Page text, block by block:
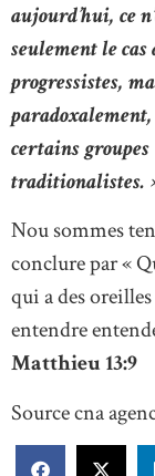
aujourd’hui, ce
seulement le
progressistes,
certains groupes
traditionalistes.
Nou sommes
conclure par «
qui a des
entendre
Matthieu 13:9
Source cna